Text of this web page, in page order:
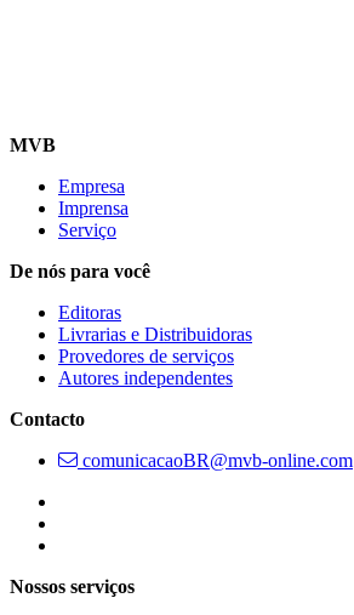
MVB
Empresa
Imprensa
Serviço
De nós para você
Editoras
Livrarias e Distribuidoras
Provedores de serviços
Autores independentes
Contacto
comunicacaoBR@mvb-online.com
Nossos serviços